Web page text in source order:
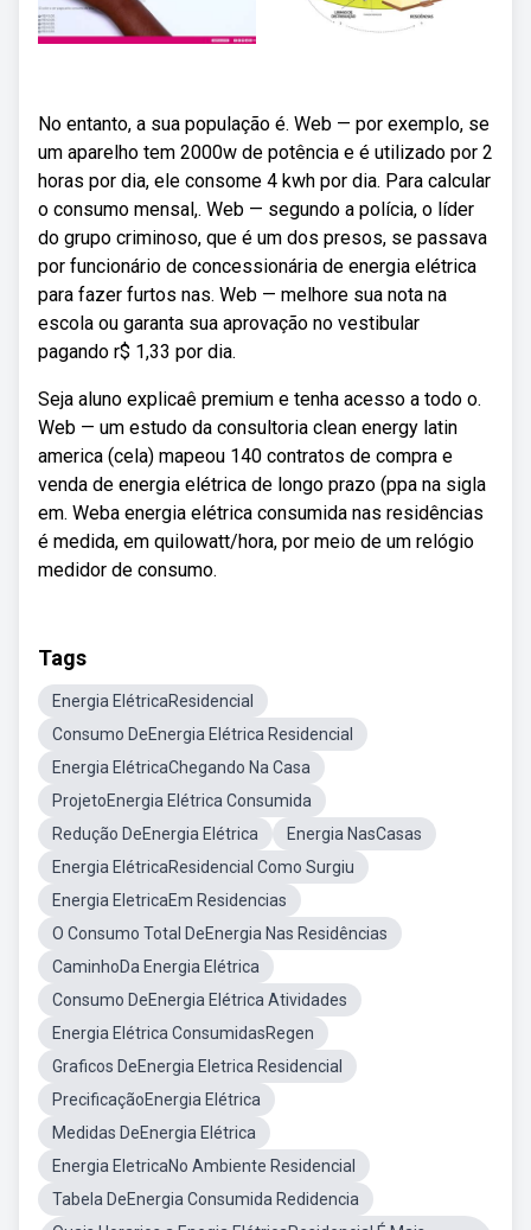
No entanto, a sua população é. Web — por exemplo, se
um aparelho tem 2000w de potência e é utilizado por 2
horas por dia, ele consome 4 kwh por dia. Para calcular
o consumo mensal,. Web — segundo a polícia, o líder
do grupo criminoso, que é um dos presos, se passava
por funcionário de concessionária de energia elétrica
para fazer furtos nas. Web — melhore sua nota na
escola ou garanta sua aprovação no vestibular
pagando r$ 1,33 por dia.
Seja aluno explicaê premium e tenha acesso a todo o.
Web — um estudo da consultoria clean energy latin
america (cela) mapeou 140 contratos de compra e
venda de energia elétrica de longo prazo (ppa na sigla
em. Weba energia elétrica consumida nas residências
é medida, em quilowatt/hora, por meio de um relógio
medidor de consumo.
Tags
Energia ElétricaResidencial
Consumo DeEnergia Elétrica Residencial
Energia ElétricaChegando Na Casa
ProjetoEnergia Elétrica Consumida
Redução DeEnergia Elétrica
Energia NasCasas
Energia ElétricaResidencial Como Surgiu
Energia EletricaEm Residencias
O Consumo Total DeEnergia Nas Residências
CaminhoDa Energia Elétrica
Consumo DeEnergia Elétrica Atividades
Energia Elétrica ConsumidasRegen
Graficos DeEnergia Eletrica Residencial
PrecificaçãoEnergia Elétrica
Medidas DeEnergia Elétrica
Energia EletricaNo Ambiente Residencial
Tabela DeEnergia Consumida Redidencia